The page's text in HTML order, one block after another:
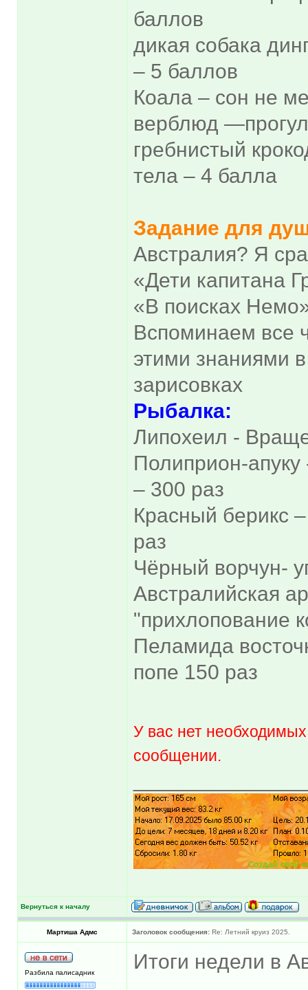
баллов
дикая собака
– 5 баллов
Коала – сон не
верблюд
гребнистый
тела – 4 балла
Задание для
Австралия? Я
«Дети капитана
«В поисках
Вспоминаем все
этими знаниями
зарисовках
Рыбалка:
Липохеил -
Полиприон-
– 300 раз
Красный берикс
раз
Чёрный ворчун-
Австралийская
"прихлопование
Пеламида
попе 150 раз
У вас нет
сообщении.
Вернуться к началу
Мартиша Адмс Заголовок сообщения: Re: Летний круиз 2025.
Разбила палисадник Итоги недели в